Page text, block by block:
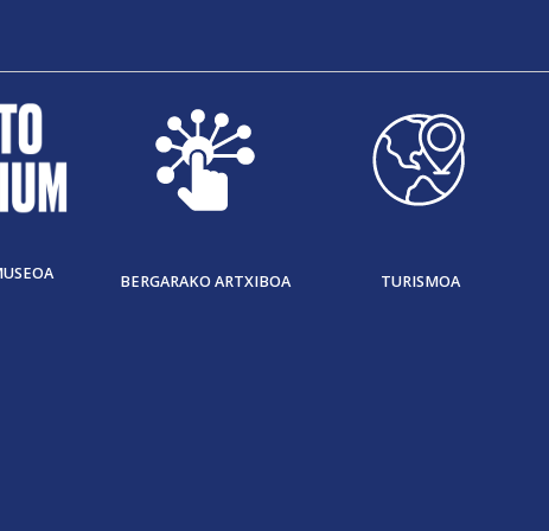
BERGARAKO ARTXIBOA TURISMOA